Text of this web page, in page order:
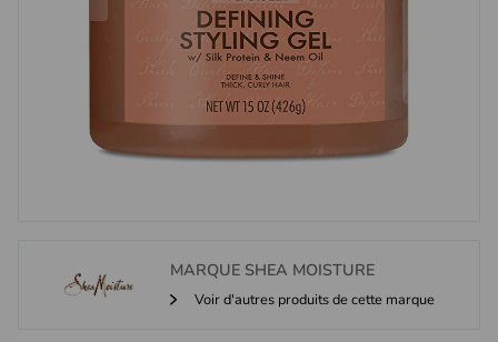
MARQUE SHEA MOISTURE
Voir d'autres produits de cette marque